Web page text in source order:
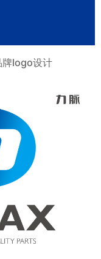
牌logo设计